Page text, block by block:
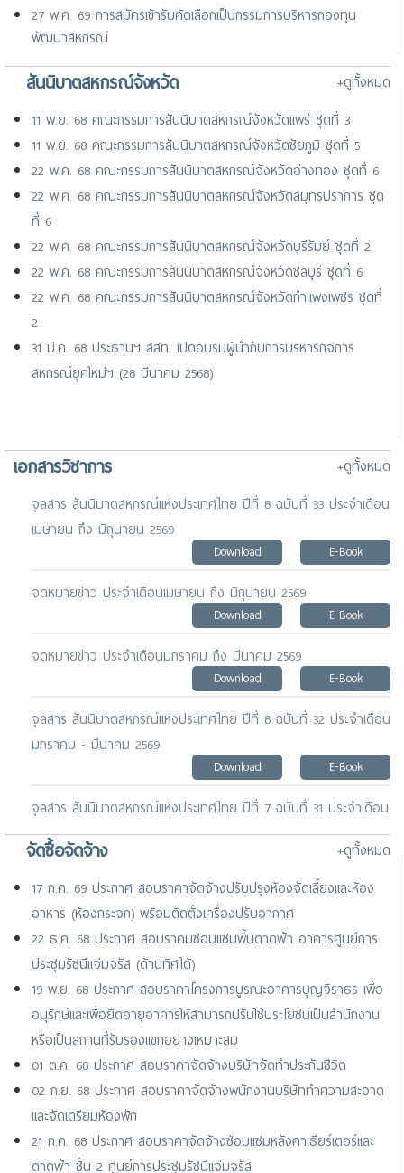
27 พ.ค. 69 การสมัครเข้ารับคัดเลือกเป็นกรรมการบริหารกองทุน
พัฒนาสหกรณ์
17 เม.ย. 69 ขอเชิญเข้าร่วมการสัมมนานานาชาติ เรื่อง “GP+
Immunisation Symposium 2026 : The Power of Vaccination in
Primary Care” จัดโดย GP+ Co-operative ประเทศสิงค
25 มี.ค. 69 ขอเชิญเสนอชื่อเกษตรกรสตรีเข้าร่วมการประชุมระดับ
ภูมิภาคเอเชีย-แปซิฟิก
สันนิบาตสหกรณ์จังหวัด
+ดูทั้งหมด
11 พ.ย. 68 คณะกรรมการสันนิบาตสหกรณ์จังหวัดแพร่ ชุดที่ 3
11 พ.ย. 68 คณะกรรมการสันนิบาตสหกรณ์จังหวัดชัยภูมิ ชุดที่ 5
22 พ.ค. 68 คณะกรรมการสันนิบาตสหกรณ์จังหวัดอ่างทอง ชุดที่ 6
22 พ.ค. 68 คณะกรรมการสันนิบาตสหกรณ์จังหวัดสมุทรปราการ ชุด
ที่ 6
22 พ.ค. 68 คณะกรรมการสันนิบาตสหกรณ์จังหวัดบุรีรัมย์ ชุดที่ 2
22 พ.ค. 68 คณะกรรมการสันนิบาตสหกรณ์จังหวัดชลบุรี ชุดที่ 6
22 พ.ค. 68 คณะกรรมการสันนิบาตสหกรณ์จังหวัดกำแพงเพชร ชุดที่
2
31 มี.ค. 68 ประธานฯ สสท. เปิดอบรมผู้นำกับการบริหารกิจการ
สหกรณ์ยุคใหม่ฯ (28 มีนาคม 2568)
เอกสารวิชาการ
+ดูทั้งหมด
จุลสาร สันนิบาตสหกรณ์แห่งประเทศไทย ปีที่ 8 ฉบับที่ 33 ประจำเดือน
เมษายน ถึง มิถุนายน 2569
Download E-Book
จดหมายข่าว ประจำเดือนเมษายน ถึง มิถุนายน 2569
Download E-Book
จดหมายข่าว ประจำเดือนมกราคม ถึง มีนาคม 2569
Download E-Book
จุลสาร สันนิบาตสหกรณ์แห่งประเทศไทย ปีที่ 8 ฉบับที่ 32 ประจำเดือน
มกราคม - มีนาคม 2569
Download E-Book
จุลสาร สันนิบาตสหกรณ์แห่งประเทศไทย ปีที่ 7 ฉบับที่ 31 ประจำเดือน
ธันวาคม 2568
E-Book
จดหมายข่าว ประจำเดือนพฤศจิกายน 2568
Download
จัดซื้อจัดจ้าง
+ดูทั้งหมด
17 ก.ค. 69 ประกาศ สอบราคาจัดจ้างปรับปรุงห้องจัดเลี้ยงและห้อง
อาหาร (ห้องกระจก) พร้อมติดตั้งเครื่องปรับอากาศ
22 ธ.ค. 68 ประกาศ สอบราคมซ่อมแซมพื้นดาดฟ้า อาคารศูนย์การ
ประชุมรัชนีแจ่มจรัส (ด้านทิศใต้)
19 พ.ย. 68 ประกาศ สอบราคาโครงการบูรณะอาคารบุญจิราธร เพื่อ
อนุรักษ์และเพื่อยืดอายุอาคารให้สามารถปรับใช้ประโยชน์เป็นสำนักงาน
หรือเป็นสถานที่รับรองแขกอย่างเหมาะสม
01 ต.ค. 68 ประกาศ สอบราคาจัดจ้างบริษัทจัดทำประกันชีวิต
02 ก.ย. 68 ประกาศ สอบราคาจัดจ้างพนักงานบริษัททำความสะอาด
และจัดเตรียมห้องพัก
21 ก.ค. 68 ประกาศ สอบราคาจัดจ้างซ่อมแซมหลังคาเธียร์เตอร์และ
ดาดฟ้า ชั้น 2 ศูนย์การประชุมรัชนีแจ่มจรัส